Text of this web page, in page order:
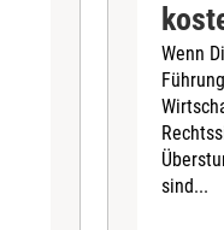
Wenn
sind...